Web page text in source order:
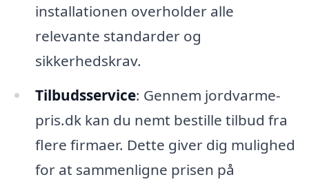
installationen overholder alle
relevante standarder og
sikkerhedskrav.
Tilbudsservice: Gennem jordvarme-
pris.dk kan du nemt bestille tilbud fra
flere firmaer. Dette giver dig mulighed
for at sammenligne prisen på